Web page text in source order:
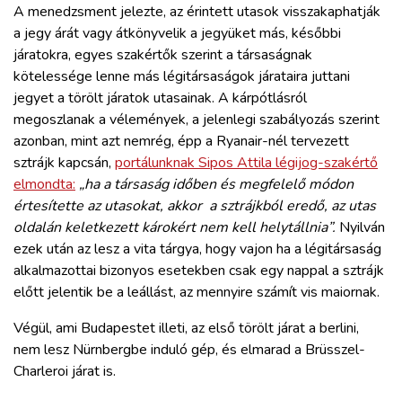
A menedzsment jelezte, az érintett utasok visszakaphatják
a jegy árát vagy átkönyvelik a jegyüket más, későbbi
járatokra, egyes szakértők szerint a társaságnak
kötelessége lenne más légitársaságok járataira juttani
jegyet a törölt járatok utasainak. A kárpótlásról
megoszlanak a vélemények, a jelenlegi szabályozás szerint
azonban, mint azt nemrég, épp a Ryanair-nél tervezett
sztrájk kapcsán, portálunknak Sipos Attila légijog-szakértő
elmondta: „ha a társaság időben és megfelelő módon
értesítette az utasokat, akkor a sztrájkból eredő, az utas
oldalán keletkezett károkért nem kell helytállnia”. Nyilván
ezek után az lesz a vita tárgya, hogy vajon ha a légitársaság
alkalmazottai bizonyos esetekben csak egy nappal a sztrájk
előtt jelentik be a leállást, az mennyire számít vis maiornak.
Végül, ami Budapestet illeti, az első törölt járat a berlini,
nem lesz Nürnbergbe induló gép, és elmarad a Brüsszel-
Charleroi járat is.